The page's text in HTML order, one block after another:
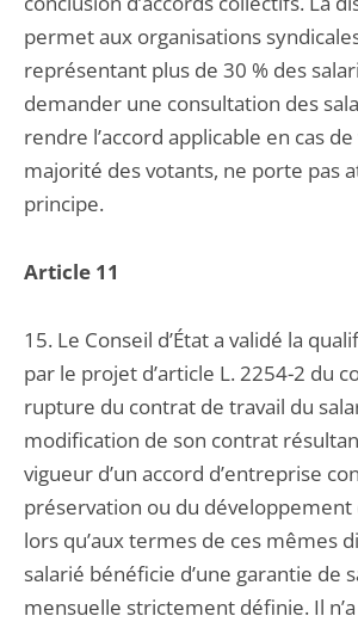
permet aux organisations
représentant plus de 30 % des
demander une consultation des
rendre l’accord applicable en cas
majorité des votants, ne porte pas
principe.
Article 11
15. Le Conseil d’État a validé la
par le projet d’article L. 2254-2 du
rupture du contrat de travail du
modification de son contrat
vigueur d’un accord d’entreprise
préservation ou du développement
lors qu’aux termes de ces mêmes
salarié bénéficie d’une garantie de
mensuelle strictement définie. Il